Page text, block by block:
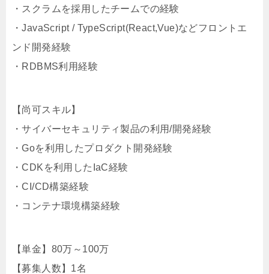
・スクラムを採用したチームでの経験
・JavaScript / TypeScript(React,Vue)などフロントエ
ンド開発経験
・RDBMS利用経験
【尚可スキル】
・サイバーセキュリティ製品の利用/開発経験
・Goを利用したプロダクト開発経験
・CDKを利用したIaC経験
・CI/CD構築経験
・コンテナ環境構築経験
【単金】80万～100万
【募集人数】1名